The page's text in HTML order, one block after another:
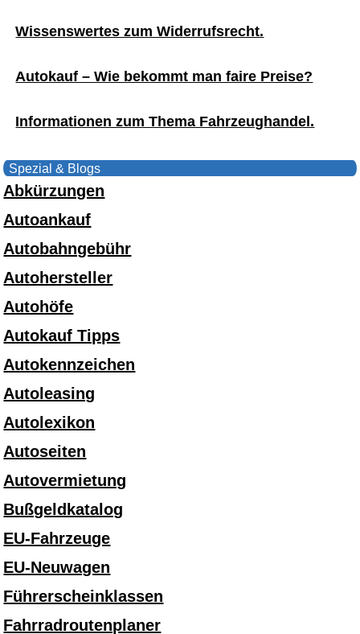
Wissenswertes zum Widerrufsrecht.
Autokauf – Wie bekommt man faire Preise?
Informationen zum Thema Fahrzeughandel.
Spezial & Blogs
Abkürzungen
Autoankauf
Autobahngebühr
Autohersteller
Autohöfe
Autokauf Tipps
Autokennzeichen
Autoleasing
Autolexikon
Autoseiten
Autovermietung
Bußgeldkatalog
EU-Fahrzeuge
EU-Neuwagen
Führerscheinklassen
Fahrradroutenplaner